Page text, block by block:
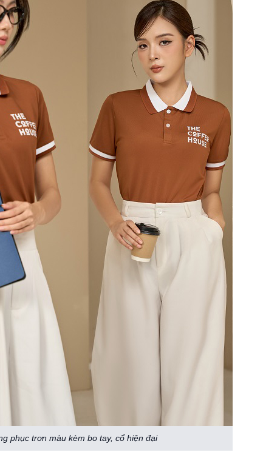
phục trơn màu kèm bo tay, cổ hiện đại